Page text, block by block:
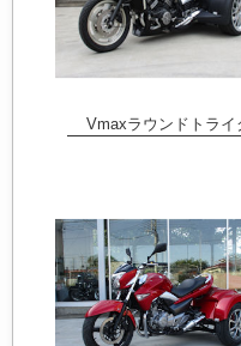
Vmaxラウンドトライ